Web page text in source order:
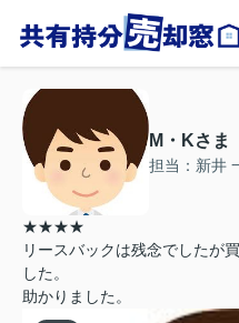
M・Kさま
担当：新井
★★★★
リースバックは残念でしたが
した。
助かりました。